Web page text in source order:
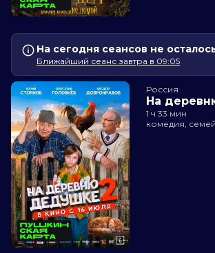
На сегодня сеансов не
Ближайший сеанс завтра в 09:05
Россия
На
1 ч 33 мин
комедия,